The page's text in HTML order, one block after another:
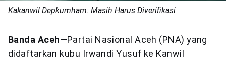
Kakanwil Depkumham: Masih Harus Diverifikasi
Banda Aceh—Partai Nasional Aceh (PNA) yang
didaftarkan kubu Irwandi Yusuf ke Kanwil